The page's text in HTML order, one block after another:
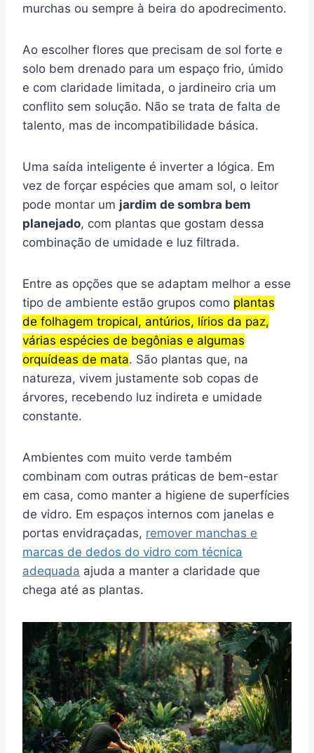
murchas ou sempre à beira do apodrecimento.
Ao escolher flores que precisam de sol forte e
solo bem drenado para um espaço frio, úmido
e com claridade limitada, o jardineiro cria um
conflito sem solução. Não se trata de falta de
talento, mas de incompatibilidade básica.
Uma saída inteligente é inverter a lógica. Em
vez de forçar espécies que amam sol, o leitor
pode montar um jardim de sombra bem
planejado, com plantas que gostam dessa
combinação de umidade e luz filtrada.
Entre as opções que se adaptam melhor a esse
tipo de ambiente estão grupos como plantas
de folhagem tropical, antúrios, lírios da paz,
várias espécies de begônias e algumas
orquídeas de mata. São plantas que, na
natureza, vivem justamente sob copas de
árvores, recebendo luz indireta e umidade
constante.
Ambientes com muito verde também
combinam com outras práticas de bem-estar
em casa, como manter a higiene de superfícies
de vidro. Em espaços internos com janelas e
portas envidraçadas, remover manchas e
marcas de dedos do vidro com técnica
adequada ajuda a manter a claridade que
chega até as plantas.